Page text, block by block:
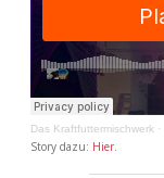
Das Kraftfuttermischwerk ·
Story dazu: Hier.